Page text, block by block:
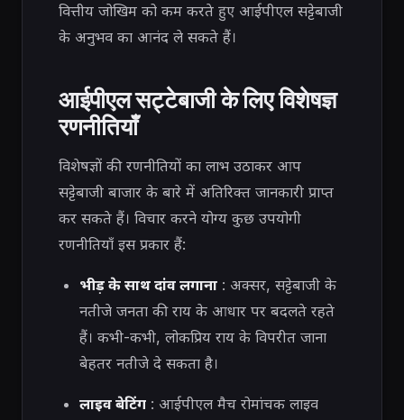
वित्तीय जोखिम को कम करते हुए आईपीएल सट्टेबाजी
के अनुभव का आनंद ले सकते हैं।
आईपीएल सट्टेबाजी के लिए विशेषज्ञ
रणनीतियाँ
विशेषज्ञों की रणनीतियों का लाभ उठाकर आप
सट्टेबाजी बाजार के बारे में अतिरिक्त जानकारी प्राप्त
कर सकते हैं। विचार करने योग्य कुछ उपयोगी
रणनीतियाँ इस प्रकार हैं:
भीड़ के साथ दांव लगाना: अक्सर, सट्टेबाजी के
नतीजे जनता की राय के आधार पर बदलते रहते
हैं। कभी-कभी, लोकप्रिय राय के विपरीत जाना
बेहतर नतीजे दे सकता है।
लाइव बेटिंग: आईपीएल मैच रोमांचक लाइव